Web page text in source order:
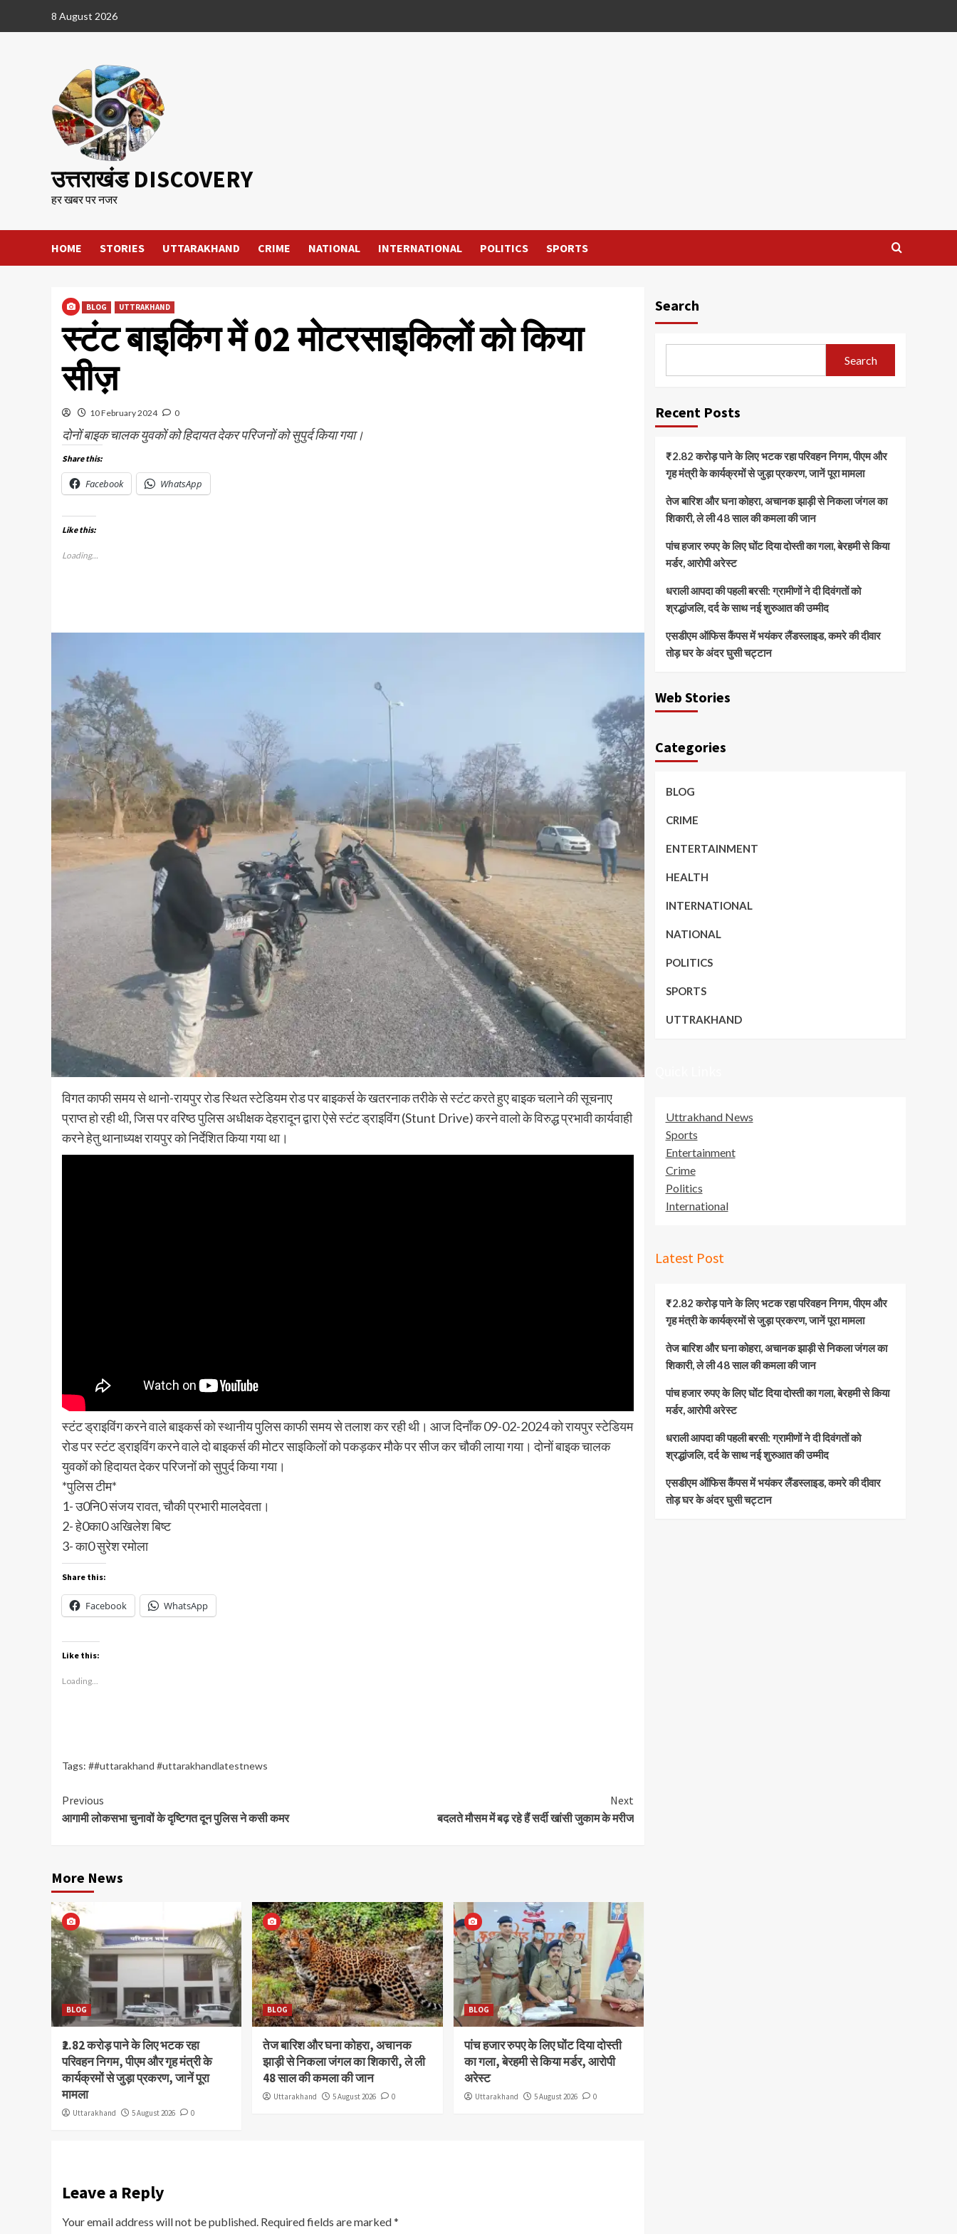
8 August 2026
उत्तराखंड DISCOVERY
हर खबर पर नजर
HOME STORIES UTTARAKHAND CRIME NATIONAL INTERNATIONAL POLITICS SPORTS
BLOG UTTRAKHAND
स्टंट बाइकिंग में 02 मोटरसाइकिलों को किया
सीज़
10 February 2024 0
दोनों बाइक चालक युवकों को हिदायत देकर परिजनों को सुपुर्द किया गया।
Share this:
Facebook WhatsApp
Like this:
Loading...
विगत काफी समय से थानो-रायपुर रोड स्थित स्टेडियम रोड पर बाइकर्स के खतरनाक तरीके से स्टंट करते हुए बाइक चलाने की सूचनाए
प्राप्त हो रही थी, जिस पर वरिष्ठ पुलिस अधीक्षक देहरादून द्वारा ऐसे स्टंट ड्राइविंग (Stunt Drive) करने वालो के विरुद्ध प्रभावी कार्यवाही
करने हेतु थानाध्यक्ष रायपुर को निर्देशित किया गया था।
स्टंट ड्राइविंग करने वाले बाइकर्स को स्थानीय पुलिस काफी समय से तलाश कर रही थी। आज दिनाँक 09-02-2024 को रायपुर स्टेडियम
रोड पर स्टंट ड्राइविंग करने वाले दो बाइकर्स की मोटर साइकिलों को पकड़कर मौके पर सीज कर चौकी लाया गया। दोनों बाइक चालक
युवकों को हिदायत देकर परिजनों को सुपुर्द किया गया।
*पुलिस टीम*
1- उ0नि0 संजय रावत, चौकी प्रभारी मालदेवता।
2- हे0का0 अखिलेश बिष्ट
3- का0 सुरेश रमोला
Share this:
Facebook WhatsApp
Like this:
Loading...
Tags: ##uttarakhand #uttarakhandlatestnews
Continue
Reading
Previous
आगामी लोकसभा चुनावों के दृष्टिगत दून पुलिस ने कसी कमर
Next
बदलते मौसम में बढ़ रहे हैं सर्दी खांसी जुकाम के मरीज
More News
BLOG
₹2.82 करोड़ पाने के लिए भटक रहा
परिवहन निगम, पीएम और गृह मंत्री के
कार्यक्रमों से जुड़ा प्रकरण, जानें पूरा
मामला
Uttarakhand 5 August 2026 0
BLOG
तेज बारिश और घना कोहरा, अचानक
झाड़ी से निकला जंगल का शिकारी, ले ली
48 साल की कमला की जान
Uttarakhand 5 August 2026 0
BLOG
पांच हजार रुपए के लिए घोंट दिया दोस्ती
का गला, बेरहमी से किया मर्डर, आरोपी
अरेस्ट
Uttarakhand 5 August 2026 0
Leave a Reply
Your email address will not be published. Required fields are marked*
Search
Search
Recent Posts
₹2.82 करोड़ पाने के लिए भटक रहा परिवहन निगम, पीएम और
गृह मंत्री के कार्यक्रमों से जुड़ा प्रकरण, जानें पूरा मामला
तेज बारिश और घना कोहरा, अचानक झाड़ी से निकला जंगल का
शिकारी, ले ली 48 साल की कमला की जान
पांच हजार रुपए के लिए घोंट दिया दोस्ती का गला, बेरहमी से किया
मर्डर, आरोपी अरेस्ट
धराली आपदा की पहली बरसी: ग्रामीणों ने दी दिवंगतों को
श्रद्धांजलि, दर्द के साथ नई शुरुआत की उम्मीद
एसडीएम ऑफिस कैंपस में भयंकर लैंडस्लाइड, कमरे की दीवार
तोड़ घर के अंदर घुसी चट्टान
Web Stories
Categories
BLOG
CRIME
ENTERTAINMENT
HEALTH
INTERNATIONAL
NATIONAL
POLITICS
SPORTS
UTTRAKHAND
Uttrakhand News
Sports
Entertainment
Crime
Politics
International
Latest Post
₹2.82 करोड़ पाने के लिए भटक रहा परिवहन निगम, पीएम और
गृह मंत्री के कार्यक्रमों से जुड़ा प्रकरण, जानें पूरा मामला
तेज बारिश और घना कोहरा, अचानक झाड़ी से निकला जंगल का
शिकारी, ले ली 48 साल की कमला की जान
पांच हजार रुपए के लिए घोंट दिया दोस्ती का गला, बेरहमी से किया
मर्डर, आरोपी अरेस्ट
धराली आपदा की पहली बरसी: ग्रामीणों ने दी दिवंगतों को
श्रद्धांजलि, दर्द के साथ नई शुरुआत की उम्मीद
एसडीएम ऑफिस कैंपस में भयंकर लैंडस्लाइड, कमरे की दीवार
तोड़ घर के अंदर घुसी चट्टान